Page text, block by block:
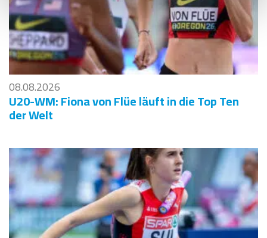
08.08.2026
U20-WM: Fiona von Flüe läuft in die Top Ten
der Welt